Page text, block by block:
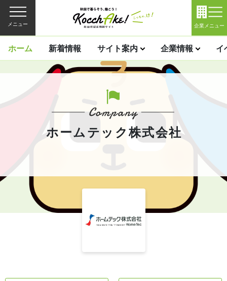
メニュー 企業メニュー
ホーム 新着情報 サイト案内 企業情報 イ
ホームテック株式会社